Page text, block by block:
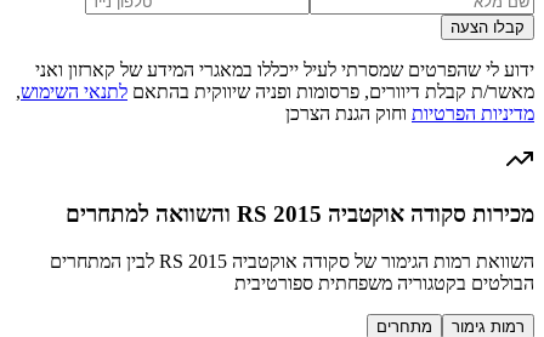
קבלו הצעה
ידוע לי שהפרטים שמסרתי לעיל ייכללו במאגרי המידע של קארזון ואני
מאשר/ת קבלת דיוורים, פרסומות ופניה שיווקית בהתאם לתנאי השימוש,
מדיניות הפרטיות וחוק הגנת הצרכן
מכירות סקודה אוקטביה RS 2015 והשוואה למתחרים
השוואת רמות הגימור של סקודה אוקטביה RS 2015 לבין המתחרים
הבולטים בקטגוריה משפחתית ספורטיבית
רמות גימור מתחרים